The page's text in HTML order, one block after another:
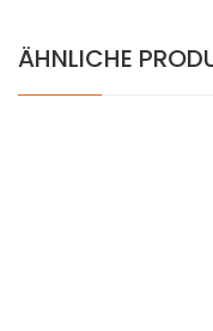
ÄHNLICHE